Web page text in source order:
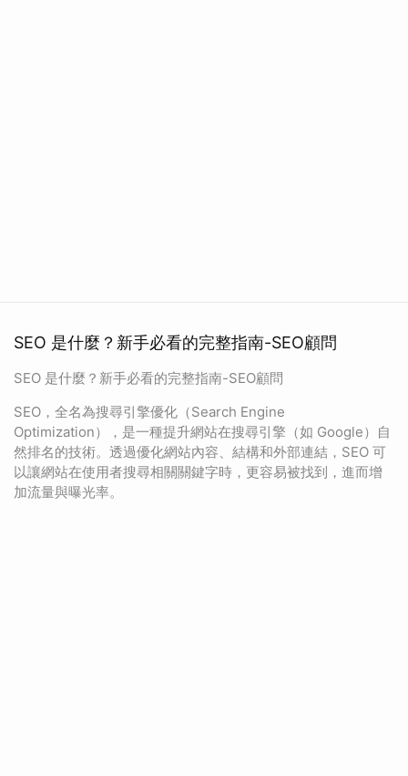
SEO 是什麼？新手必看的完整指南-SEO顧問
SEO 是什麼？新手必看的完整指南-SEO顧問
SEO，全名為搜尋引擎優化（Search Engine
Optimization），是一種提升網站在搜尋引擎（如 Google）自
然排名的技術。透過優化網站內容、結構和外部連結，SEO 可
以讓網站在使用者搜尋相關關鍵字時，更容易被找到，進而增
加流量與曝光率。